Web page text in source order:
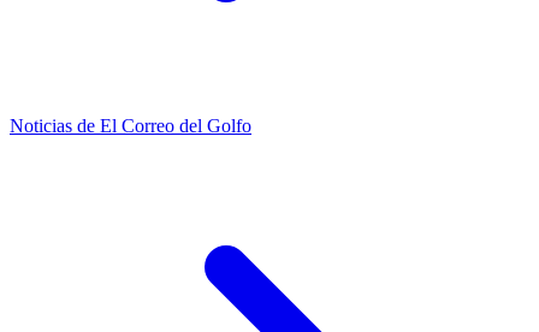
Noticias de El Correo del Golfo